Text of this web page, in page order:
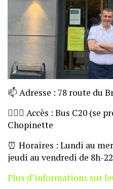
📫 Adresse : 78 route du
🏃🏼‍♀️ Accès : Bus C20 (se
Chopinette
⏰ Horaires : Lundi au
jeudi au vendredi de 8h-
Plus d’informations sur